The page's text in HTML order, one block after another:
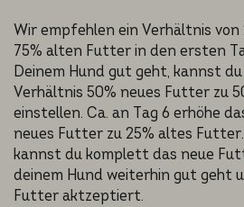
Wir empfehlen ein Verhältnis
75% alten Futter in den ersten
Deinem Hund gut geht, kannst du
Verhältnis 50% neues Futter zu
einstellen. Ca. an Tag 6 erhöhe
neues Futter zu 25% altes
kannst du komplett das neue
deinem Hund weiterhin gut geht
Futter aktzeptiert.